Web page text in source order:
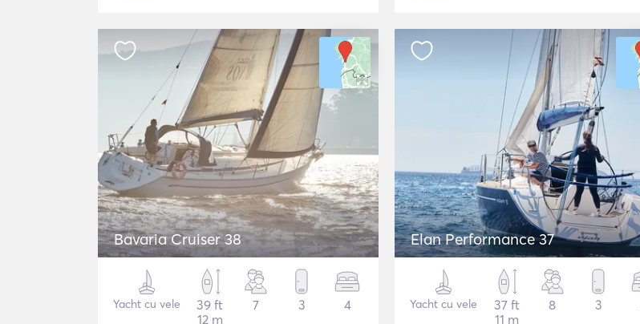
Bavaria Cruiser 38
Yacht cu vele
39 ft
12 m
7 3 4
Elan Performance 37
Yacht cu vele
37 ft
11 m
8 3